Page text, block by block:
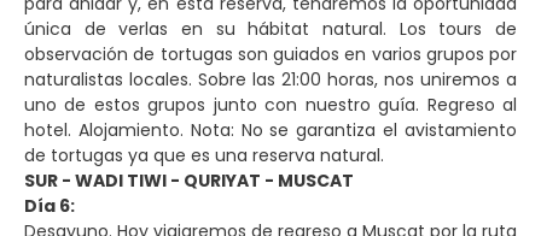
única de verlas en su hábitat natural. Los tours de
observación de tortugas son guiados en varios grupos por
naturalistas locales. Sobre las 21:00 horas, nos uniremos a
uno de estos grupos junto con nuestro guía. Regreso al
hotel. Alojamiento. Nota: No se garantiza el avistamiento
de tortugas ya que es una reserva natural.
SUR - WADI TIWI - QURIYAT - MUSCAT
Día 6:
Desayuno. Hoy viajaremos de regreso a Muscat por la ruta